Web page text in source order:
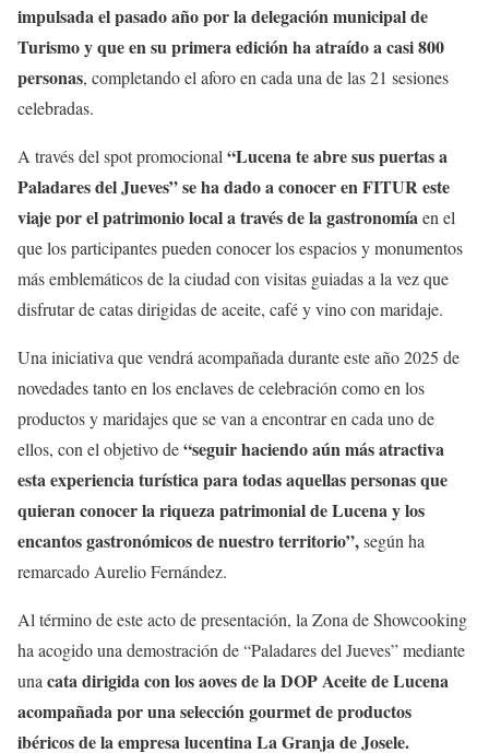
impulsada el pasado año por la delegación municipal de
Turismo y que en su primera edición ha atraído a casi 800
personas, completando el aforo en cada una de las 21 sesiones
celebradas.
A través del spot promocional“Lucena te abre sus puertas a
Paladares del Jueves”se ha dado a conocer en FITUR este
viaje por el patrimonio local a través de la gastronomíaen el
que los participantes pueden conocer los espacios y monumentos
más emblemáticos de la ciudad con visitas guiadas a la vez que
disfrutar de catas dirigidas de aceite, café y vino con maridaje.
Una iniciativa que vendrá acompañada durante este año 2025 de
novedades tanto en los enclaves de celebración como en los
productos y maridajes que se van a encontrar en cada uno de
ellos, con el objetivo de“seguir haciendo aún más atractiva
esta experiencia turística para todas aquellas personas que
quieran conocer la riqueza patrimonial de Lucena y los
encantos gastronómicos de nuestro territorio”,según ha
remarcado Aurelio Fernández.
Al término de este acto de presentación, la Zona de Showcooking
ha acogido una demostración de “Paladares del Jueves” mediante
unacata dirigida con los aoves de la DOP Aceite de Lucena
acompañada por una selección gourmet de productos
ibéricos de la empresa lucentina La Granja de Josele.